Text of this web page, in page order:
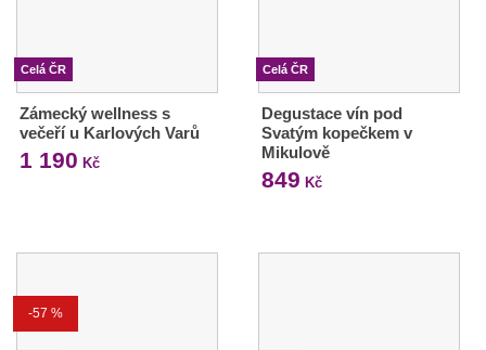
Celá ČR
Zámecký wellness s
večeří u Karlových Varů
1 190 Kč
Celá ČR
Degustace vín pod
Svatým kopečkem v
Mikulově
849 Kč
-57 %